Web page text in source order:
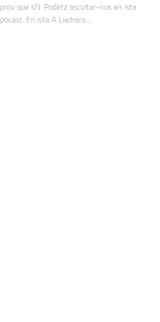
prou que sí!). Podetz ascuitar-nos en iste
pocast. En ista A Liedrera:...